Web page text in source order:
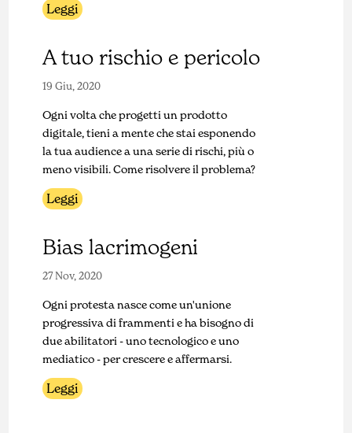
Leggi
A tuo rischio e pericolo
19 Giu, 2020
Ogni volta che progetti un prodotto
digitale, tieni a mente che stai esponendo
la tua audience a una serie di rischi, più o
meno visibili. Come risolvere il problema?
Leggi
Bias lacrimogeni
27 Nov, 2020
Ogni protesta nasce come un'unione
progressiva di frammenti e ha bisogno di
due abilitatori - uno tecnologico e uno
mediatico - per crescere e affermarsi.
Leggi